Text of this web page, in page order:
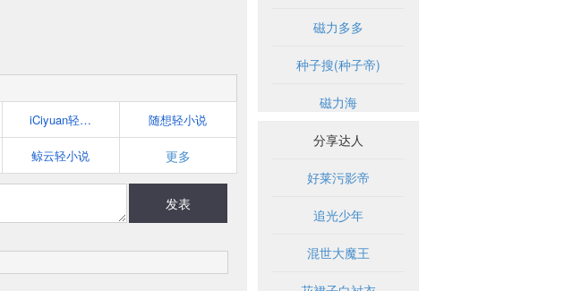
iCiyuan轻小说 随想轻小说
鲸云轻小说 更多
发表
磁力多多
种子搜(种子帝)
磁力海
分享达人
好莱污影帝
追光少年
混世大魔王